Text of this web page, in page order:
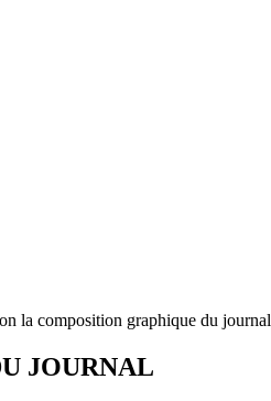
la composition graphique du journal
JOURNAL